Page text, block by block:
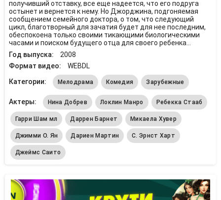
получивший отставку, все еще надеется, что его подруга
остынет и вернется к нему. Но Джорджина, подгоняемая
сообщением семейного доктора, о том, что следующий
цикл, благотворный для зачатия будет для нее последним,
обеспокоена только своими тикающими биологическими
часами и поиском будущего отца для своего ребенка...
Год выпуска:
2008
Формат видео:
WEBDL
Категории:
Мелодрама Комедия Зарубежные
Актеры: Нина Добрев Локлин Манро Ребекка Стааб
Гарри Шам мл Даррен Барнет Микаела Хувер
Джимми О. Ян Дариен Мартин С. Эрнст Харт
Джеймс Саито